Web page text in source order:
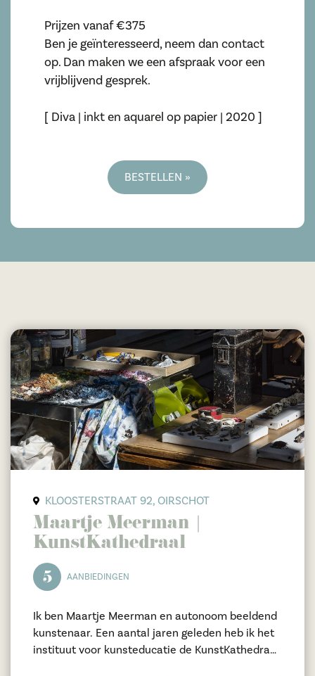
Prijzen vanaf €375
Ben je geïnteresseerd, neem dan contact
op. Dan maken we een afspraak voor een
vrijblijvend gesprek.
[ Diva | inkt en aquarel op papier | 2020 ]
BESTELLEN »
KLOOSTERSTRAAT 92, OIRSCHOT
Maartje Meerman |
KunstKathedraal
5 AANBIEDINGEN
Ik ben Maartje Meerman en autonoom beeldend
kunstenaar. Een aantal jaren geleden heb ik het
instituut voor kunsteducatie de KunstKathedraal